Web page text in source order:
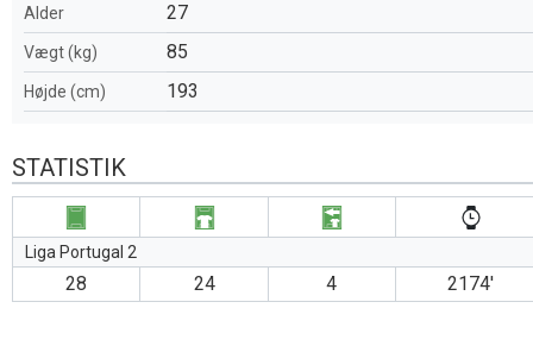
Alder 27
Vægt (kg) 85
Højde (cm) 193
STATISTIK
Liga Portugal 2
28 24 4 2174′